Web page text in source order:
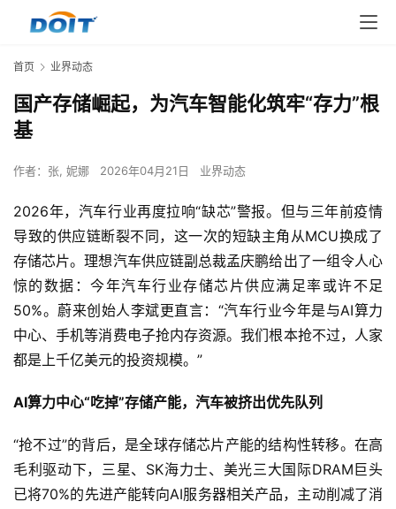
首页 业界动态
国产存储崛起，为汽车智能化筑牢“存力”根
基
作者： 张, 妮娜 2026年04月21日 业界动态
2026年，汽车行业再度拉响“缺芯”警报。但与三年前疫情
导致的供应链断裂不同，这一次的短缺主角从MCU换成了
存储芯片。理想汽车供应链副总裁孟庆鹏给出了一组令人心
惊的数据：今年汽车行业存储芯片供应满足率或许不足
50%。蔚来创始人李斌更直言：“汽车行业今年是与AI算力
中心、手机等消费电子抢内存资源。我们根本抢不过，人家
都是上千亿美元的投资规模。”
AI算力中心“吃掉”存储产能，汽车被挤出优先队列
“抢不过”的背后，是全球存储芯片产能的结构性转移。在高
毛利驱动下，三星、SK海力士、美光三大国际DRAM巨头
已将70%的先进产能转向AI服务器相关产品，主动削减了消